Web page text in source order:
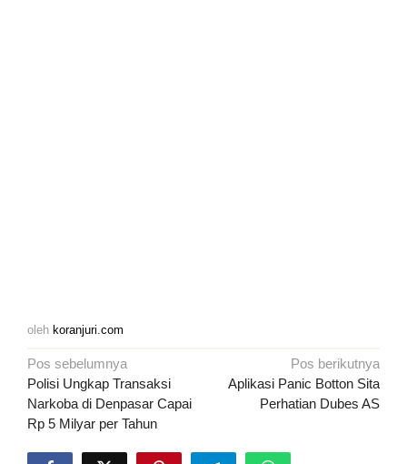
oleh koranjuri.com
Navigasi
pos
Pos sebelumnya
Polisi Ungkap Transaksi
Narkoba di Denpasar Capai
Rp 5 Milyar per Tahun
Pos berikutnya
Aplikasi Panic Botton Sita
Perhatian Dubes AS